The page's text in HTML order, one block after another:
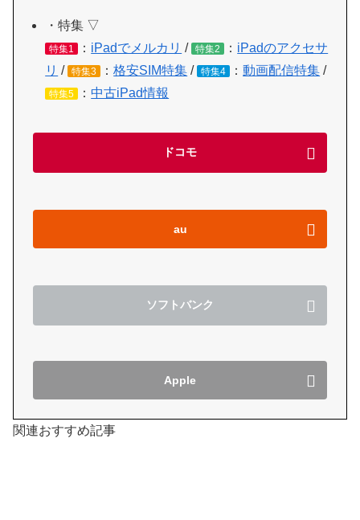
・特集 ▽
特集1 ： iPadでメルカリ / 特集2 ： iPadのアクセサ
リ / 特集3 ：格安SIM特集 / 特集4 ：動画配信特集 /
特集5 ：中古iPad情報
ドコモ
au
ソフトバンク
Apple
関連おすすめ記事